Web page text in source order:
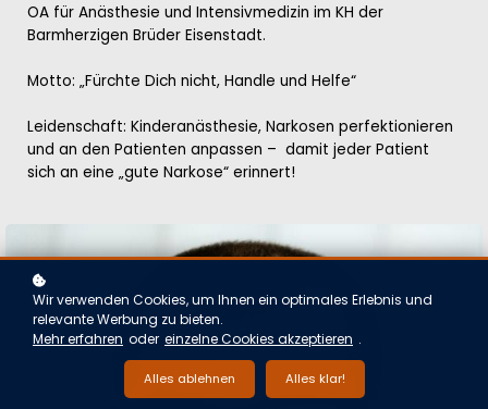
OA für Anästhesie und Intensivmedizin im KH der
Barmherzigen Brüder Eisenstadt.
Motto: „Fürchte Dich nicht, Handle und Helfe“
Leidenschaft: Kinderanästhesie, Narkosen perfektionieren
und an den Patienten anpassen – damit jeder Patient
sich an eine „gute Narkose“ erinnert!
Wir verwenden Cookies, um Ihnen ein optimales Erlebnis und
relevante Werbung zu bieten.
Mehr erfahren oder einzelne Cookies akzeptieren .
Alles ablehnen Alles klar!